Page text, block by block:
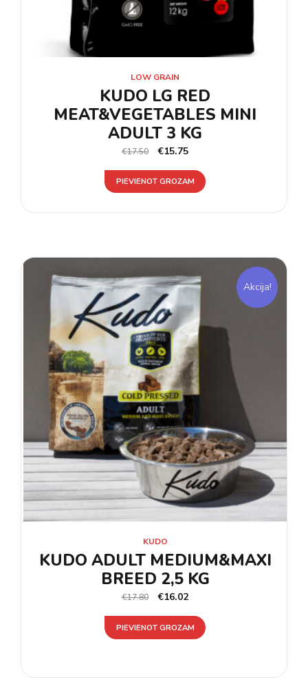
LOW GRAIN
KUDO LG RED
MEAT&VEGETABLES MINI
ADULT 3 KG
€17.50 €15.75
PIEVIENOT GROZAM
Akcija!
KUDO
KUDO ADULT MEDIUM&MAXI
BREED 2,5 KG
€17.80 €16.02
PIEVIENOT GROZAM